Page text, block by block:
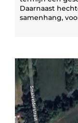
Daarnaast
samenhang,